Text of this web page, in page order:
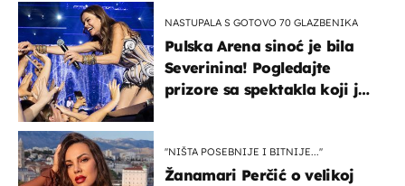
NASTUPALA S GOTOVO 70 GLAZBENIKA
Pulska Arena sinoć je bila
Severinina! Pogledajte
prizore sa spektakla koji je
''NIŠTA POSEBNIJE I BITNIJE...''
Žanamari Perčić o velikoj